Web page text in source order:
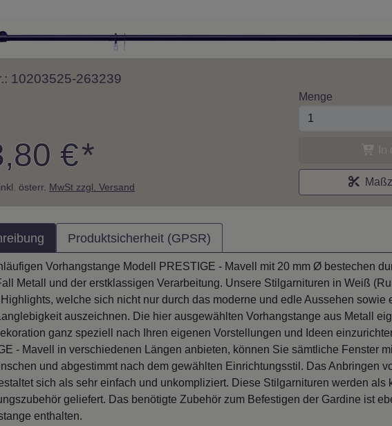
10203525-263239
€*
österr. MwSt zzgl. Versand
Menge
Produktsicherheit (GPSR)
Vorhangstange Modell PRESTIGE - Mavell mit 20 mm Ø bestechen
Metall und der erstklassigen Verarbeitung. Unsere Stilgarnituren in Weiß
welche sich nicht nur durch das moderne und edle Aussehen
auszeichnen. Die hier ausgewählten Vorhangstange aus Metall
ganz speziell nach Ihren eigenen Vorstellungen und Ideen
- Mavell in verschiedenen Längen anbieten, können Sie sämtliche Fenster
und abgestimmt nach dem gewählten Einrichtungsstil. Das Anbringen
sich als sehr einfach und unkompliziert. Diese Stilgarnituren werden
geliefert. Das benötigte Zubehör zum Befestigen der Gardine ist
enthalten.